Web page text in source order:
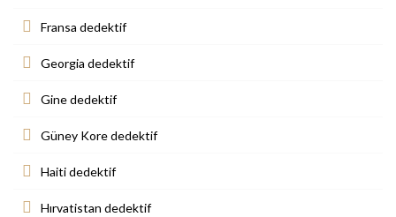
Fransa dedektif
Georgia dedektif
Gine dedektif
Güney Kore dedektif
Haiti dedektif
Hırvatistan dedektif